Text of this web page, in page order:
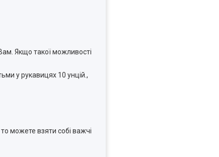
Якщо такої можливості
у рукавицях 10 унцій.,
можете взяти собі важчі